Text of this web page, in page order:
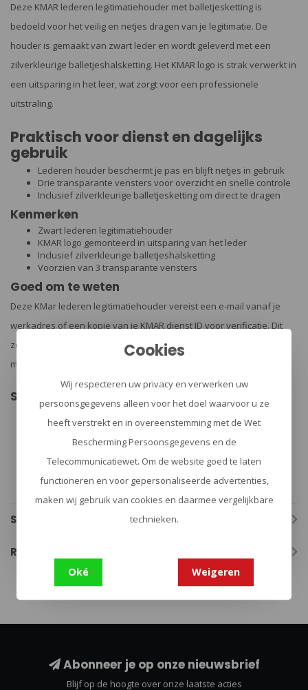
Deze KMAR lederen legitimatiehouder met balletjesketting is
bedoeld voor het veilig en netjes dragen van je legitimatie. De
houder is gemaakt van zwart leder en wordt geleverd met een
zilverkleurige balletjeshalsketting. Het KMAR logo is strak verwerkt in
een uitsparing in het leer, wat zorgt voor een professionele
uitstraling.
Praktisch voor dienst en dagelijks
gebruik
Lederen houder beschermt je pas en blijft netjes in gebruik
Drie transparante vensters voor overzicht en snelle controle
Inclusief zilverkleurige balletjesketting om direct te dragen
Kenmerken
Zwart lederen legitimatiehouder
KMAR logo gemonteerd in uitsparing van het leder
Inclusief zilverkleurige balletjeshalsketting
Voorzien van 3 transparante vensters
Goed om te weten
Deze KMar lederen legitimatiehouder vereist een e-mail vanaf je
werkadres of een kopie van je KMAR dienst ID voor verificatie. Dit
zorgt ervoor dat alleen geautoriseerde personen gebruik kunnen
maken van deze exclusieve houder.
Specificaties
Materiaal: leder
Kleur: zwart
Ketting: zilverkleurige balletjesketting
Indeling: 3 transparante vensters
Formaat houder: circa 11 x 7,5 mm
Artikelnummer: 01PRO-DEL-1009
Let op: alleen verkrijgbaar op vertoon van defensiepas
Specificaties
Reviews
Abonneer je op onze nieuwsbrief
Blijf op de hoogte over onze laatste acties
Cookies
Wij respecteren uw privacy en verwerken uw
persoonsgegevens alleen voor het doel waarvoor u ze
heeft verstrekt en in overeenstemming met de Wet
Bescherming Persoonsgegevens en de
Telecommunicatiewet. Om de website goed te laten
functioneren en voor gepersonaliseerde advertenties,
maken wij gebruik van cookies en daarmee vergelijkbare
technieken.
Oké Weigeren